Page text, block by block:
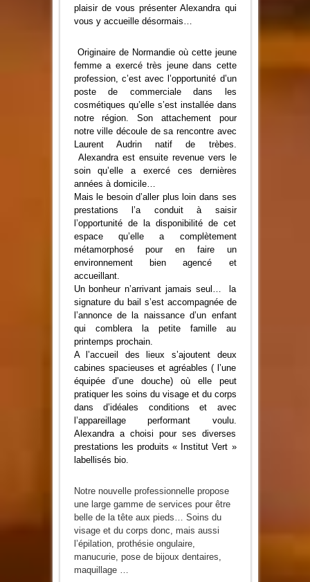
plaisir de vous présenter Alexandra qui
vous y accueille désormais…
Originaire de Normandie où cette jeune
femme a exercé très jeune dans cette
profession, c’est avec l’opportunité d’un
poste de commerciale dans les
cosmétiques qu’elle s’est installée dans
notre région. Son attachement pour
notre ville découle de sa rencontre avec
Laurent Audrin natif de trèbes.
Alexandra est ensuite revenue vers le
soin qu’elle a exercé ces dernières
années à domicile…
Mais le besoin d’aller plus loin dans ses
prestations l’a conduit à saisir
l’opportunité de la disponibilité de cet
espace qu’elle a complètement
métamorphosé pour en faire un
environnement bien agencé et
accueillant.
Un bonheur n’arrivant jamais seul… la
signature du bail s’est accompagnée de
l’annonce de la naissance d’un enfant
qui comblera la petite famille au
printemps prochain.
A l’accueil des lieux s’ajoutent deux
cabines spacieuses et agréables ( l’une
équipée d’une douche) où elle peut
pratiquer les soins du visage et du corps
dans d’idéales conditions et avec
l’appareillage performant voulu.
Alexandra a choisi pour ses diverses
prestations les produits « Institut Vert »
labellisés bio.
Notre nouvelle professionnelle propose
une large gamme de services pour être
belle de la tête aux pieds… Soins du
visage et du corps donc, mais aussi
l’épilation, prothésie ongulaire,
manucurie, pose de bijoux dentaires,
maquillage …